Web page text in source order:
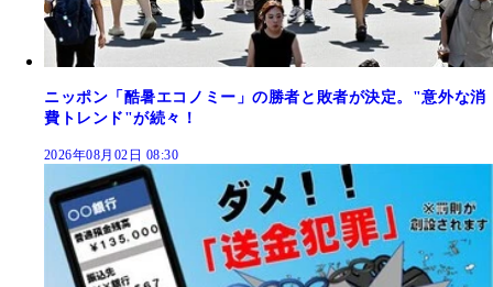
ニッポン「酷暑エコノミー」の勝者と敗者が決定。"意外な消
費トレンド"が続々！
2026年08月02日 08:30